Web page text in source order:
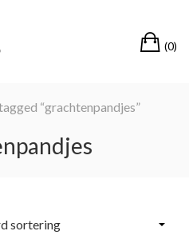
(0)
“grachtenpandjes”